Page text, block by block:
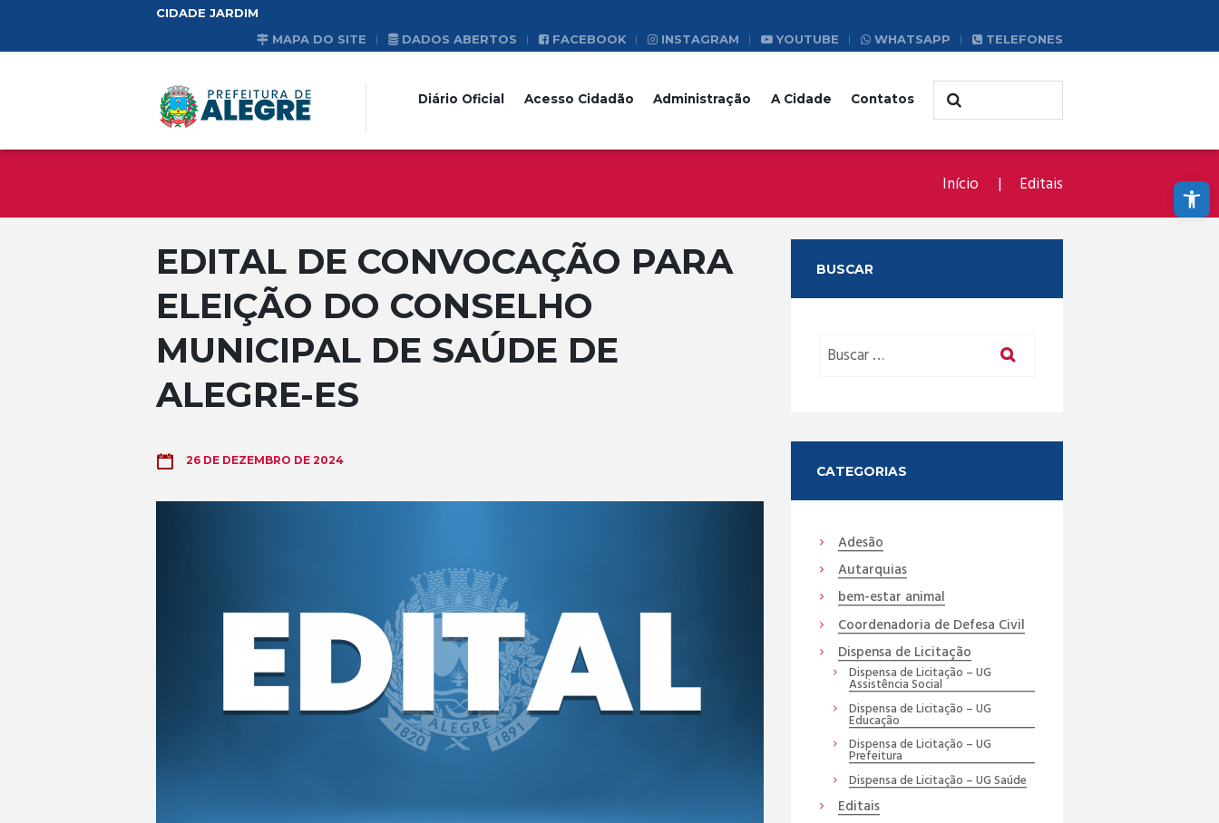
Abrir a barra de ferramentas
CIDADE JARDIM
MAPA DO SITE
DADOS ABERTOS FACEBOOK INSTAGRAM YOUTUBE WHATSAPP TELEFONES
Diário Oficial Acesso Cidadão Administração A Cidade Contatos
Início Editais
EDITAL DE CONVOCAÇÃO PARA
ELEIÇÃO DO CONSELHO
MUNICIPAL DE SAÚDE DE
ALEGRE-ES
26 DE DEZEMBRO DE 2024
BUSCAR
CATEGORIAS
Adesão
Autarquias
bem-estar animal
Coordenadoria de Defesa Civil
Dispensa de Licitação
Dispensa de Licitação – UG
Assistência Social
Dispensa de Licitação – UG
Educação
Dispensa de Licitação – UG
Prefeitura
Dispensa de Licitação – UG Saúde
Editais